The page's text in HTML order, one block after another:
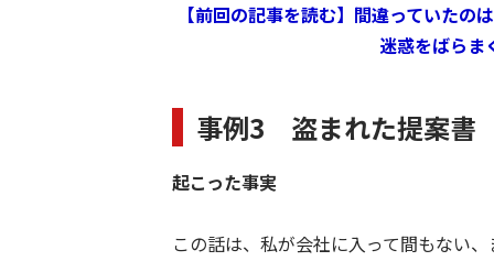
【前回の記事を読む】間違っていた
迷惑をばら
事例3 盗まれた提案書
起こった事実
この話は、私が会社に入って間もない